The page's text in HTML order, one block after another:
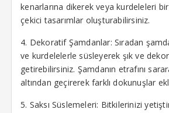
mavibet giriş
escort
giriş
kenarlarına dikerek veya kurdeleleri
çekici tasarımlar oluşturabilirsiniz.
4. Dekoratif Şamdanlar: Sıradan
ve kurdelelerle süsleyerek şık ve
getirebilirsiniz. Şamdanın etrafını
altından geçirerek farklı dokunuşlar
5. Saksı Süslemeleri: Bitkilerinizi